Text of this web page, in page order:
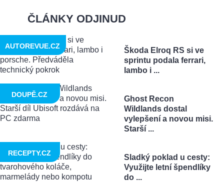
ČLÁNKY ODJINUD
Škoda Elroq RS si ve
sprintu podala ferrari,
lambo i ...
AUTOREVUE.CZ
Ghost Recon
Wildlands dostal
vylepšení a novou misi.
Starší ...
DOUPĚ.CZ
Sladký poklad u cesty:
Využijte letní špendlíky
do ...
RECEPTY.CZ